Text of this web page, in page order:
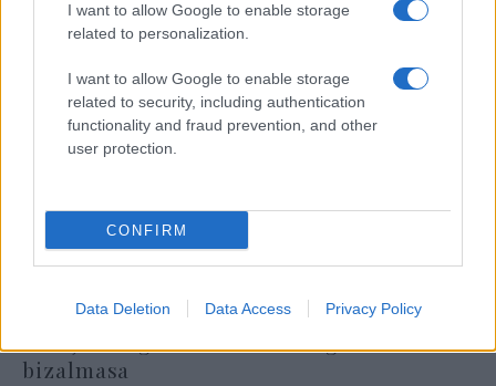
I want to allow Google to enable storage
related to personalization.
I want to allow Google to enable storage
related to security, including authentication
functionality and fraud prevention, and other
user protection.
CONFIRM
Data Deletion Data Access Privacy Policy
Lesújtva fogadtuk a hírt: meghalt a Rebbe
bizalmasa